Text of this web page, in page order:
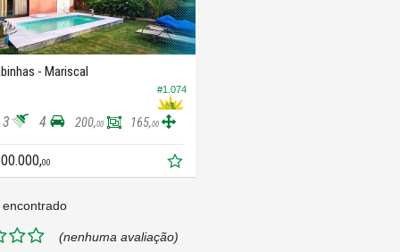
#1.074
- Mariscal
3 4 200,00 165,00
00
(nenhuma avaliação)